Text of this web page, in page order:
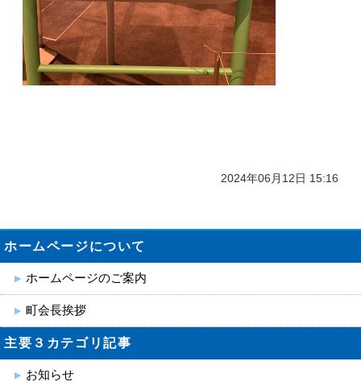
2024年06月12日 15:16
ホームページについて
ホームページのご案内
町会長挨拶
主要３カテゴリ記事
お知らせ